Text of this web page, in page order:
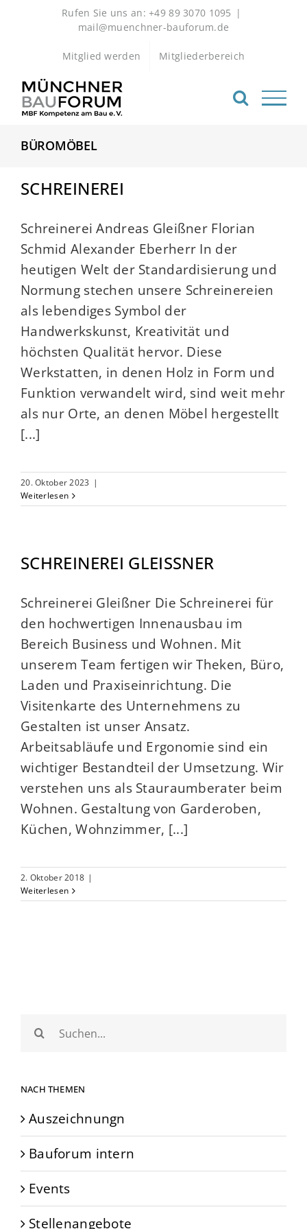
Rufen Sie uns an: +49 89 3070 1095 |
mail@muenchner-bauforum.de
Mitglied werden Mitgliederbereich
BÜROMÖBEL
SCHREINEREI
Schreinerei Andreas Gleißner Florian
Schmid Alexander Eberherr In der
heutigen Welt der Standardisierung und
Normung stechen unsere Schreinereien
als lebendiges Symbol der
Handwerkskunst, Kreativität und
höchsten Qualität hervor. Diese
Werkstatten, in denen Holz in Form und
Funktion verwandelt wird, sind weit mehr
als nur Orte, an denen Möbel hergestellt
[...]
20. Oktober 2023 |
Weiterlesen
SCHREINEREI GLEISSNER
Schreinerei Gleißner Die Schreinerei für
den hochwertigen Innenausbau im
Bereich Business und Wohnen. Mit
unserem Team fertigen wir Theken, Büro,
Laden und Praxiseinrichtung. Die
Visitenkarte des Unternehmens zu
Gestalten ist unser Ansatz.
Arbeitsabläufe und Ergonomie sind ein
wichtiger Bestandteil der Umsetzung. Wir
verstehen uns als Stauraumberater beim
Wohnen. Gestaltung von Garderoben,
Küchen, Wohnzimmer, [...]
2. Oktober 2018 |
Weiterlesen
Suche
nach:
NACH THEMEN
Auszeichnungn
Bauforum intern
Events
Stellenangebote